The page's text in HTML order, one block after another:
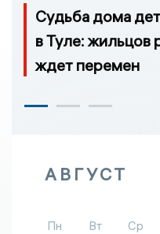
Судьба дома
в Туле: жильцов
ждет перемен
АВГУСТ
Пн Вт Ср